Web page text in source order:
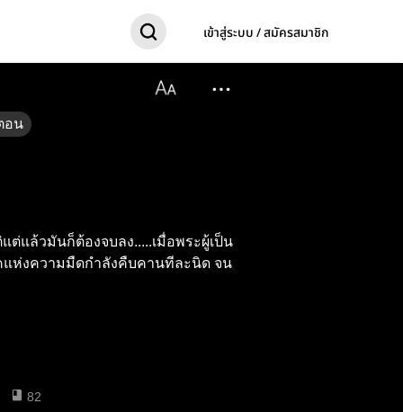
เข้าสู่ระบบ / สมัครสมาชิก
อน
แล้วมันก็ต้องจบลง.....เมื่อพระผู้เป็น
ห่งความมืดกำลังคืบคานทีละนิด จน
82